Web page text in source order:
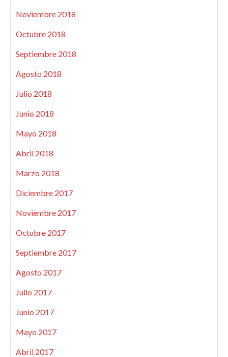
Noviembre 2018
Octubre 2018
Septiembre 2018
Agosto 2018
Julio 2018
Junio 2018
Mayo 2018
Abril 2018
Marzo 2018
Diciembre 2017
Noviembre 2017
Octubre 2017
Septiembre 2017
Agosto 2017
Julio 2017
Junio 2017
Mayo 2017
Abril 2017